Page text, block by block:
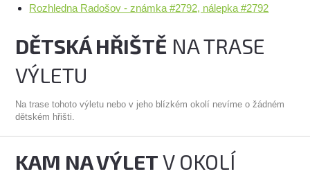
Rozhledna Radošov - známka #2792, nálepka #2792
DĚTSKÁ HŘIŠTĚ NA TRASE
VÝLETU
Na trase tohoto výletu nebo v jeho blízkém okolí nevíme o žádném
dětském hřišti.
KAM NA VÝLETV OKOLÍ